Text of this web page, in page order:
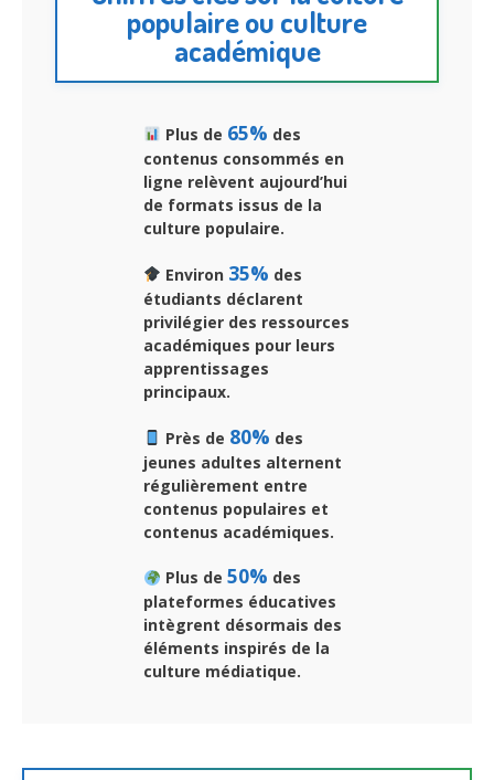
populaire ou culture
académique
Plus de 65% des
contenus consommés en
ligne relèvent aujourd’hui
de formats issus de la
culture populaire.
Environ 35% des
étudiants déclarent
privilégier des ressources
académiques pour leurs
apprentissages
principaux.
Près de 80% des
jeunes adultes alternent
régulièrement entre
contenus populaires et
contenus académiques.
Plus de 50% des
plateformes éducatives
intègrent désormais des
éléments inspirés de la
culture médiatique.